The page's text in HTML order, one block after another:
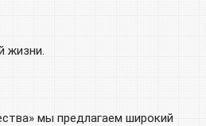
жизни.
мы предлагаем широкий